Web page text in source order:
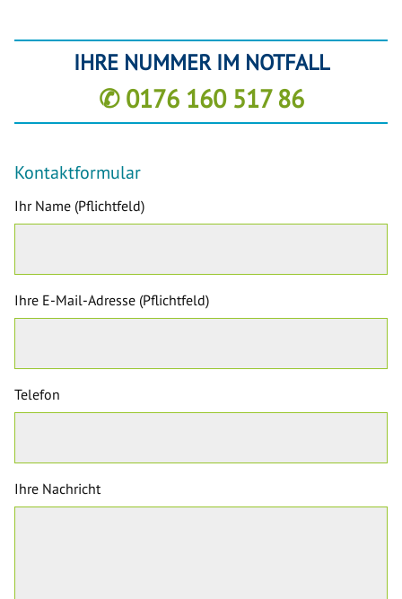
IHRE NUMMER IM NOTFALL
✆ 0176 160 517 86
Kontaktformular
Ihr Name (Pflichtfeld)
Ihre E-Mail-Adresse (Pflichtfeld)
Telefon
Ihre Nachricht